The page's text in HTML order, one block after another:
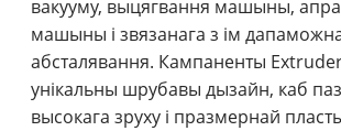
вакууму, выцягвання машыны,
машыны і звязанага з ім
абсталявання. Кампаненты
унікальны шрубавы дызайн, каб
высокага зруху і празмернай